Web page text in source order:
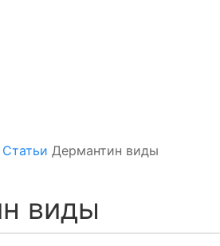
Статьи Дермантин виды
виды